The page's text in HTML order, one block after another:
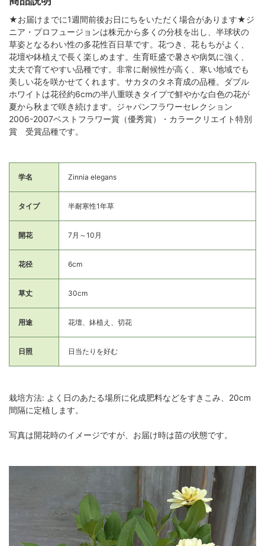
★お届けまでに1週間前後お日にちをいただく場合があります★ジ
ニア・プロフュージョンは株元から多くの分枝を出し、半球状の
草姿となるわい性の多花性百日草です。花つき、花もちがよく、
花壇や鉢植えで長く楽しめます。生育旺盛で暑さや病気に強く、
丈夫で育てやすい品種です。非常に耐候性が高く、寒い地域でも
美しい花を咲かせてくれます。サカタのタネ育成の品種。ダブル
ホワイトは花径約6cmの半八重咲きタイプで鮮やかな白色の花が
夏から秋まで咲き続けます。ジャパンフラワーセレクション
2006-2007ベストフラワー賞（優秀賞）・カラークリエイト特別
賞 受賞品種です。
学名 Zinnia elegans
タイプ 半耐寒性1年草
開花 7月～10月
花径 6cm
草丈 30cm
用途 花壇、鉢植え、切花
日照 日当たりを好む
栽培方法: よく日のあたる場所に化成肥料などをすきこみ、20cm
間隔に定植します。
写真は開花時のイメージですが、お届け時は苗の状態です。